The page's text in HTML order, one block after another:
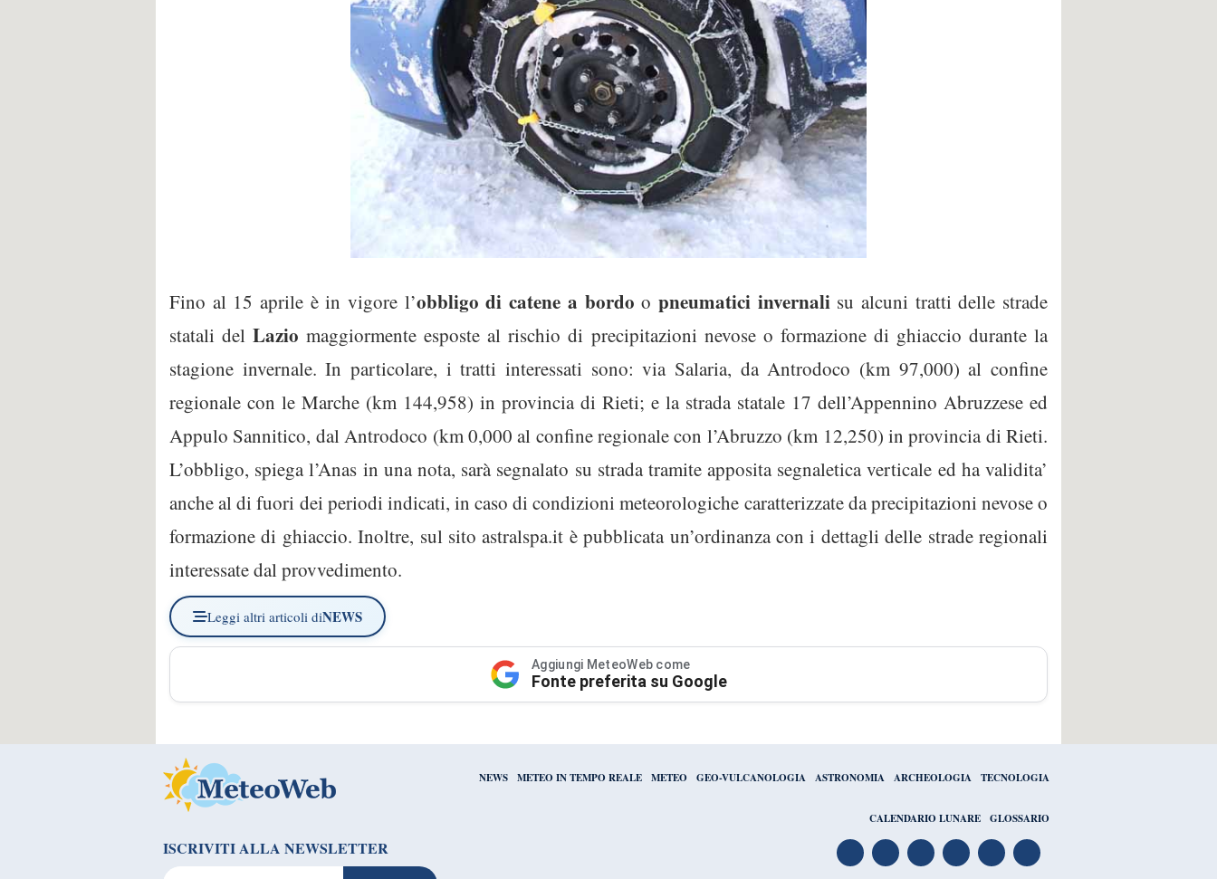
Fino al 15 aprile è in vigore l’obbligo di catene a bordo o pneumatici invernalisu alcuni tratti delle strade
statali delLazio maggiormente esposte al rischio di precipitazioni nevose o formazione di ghiaccio durante la
stagione invernale. In particolare, i tratti interessati sono: via Salaria, da Antrodoco (km 97,000) al confine
regionale con le Marche (km 144,958) in provincia di Rieti; e la strada statale 17 dell’Appennino Abruzzese ed
Appulo Sannitico, dal Antrodoco (km 0,000 al confine regionale con l’Abruzzo (km 12,250) in provincia di Rieti.
L’obbligo, spiega l’Anas in una nota, sarà segnalato su strada tramite apposita segnaletica verticale ed ha validita’
anche al di fuori dei periodi indicati, in caso di condizioni meteorologiche caratterizzate da precipitazioni nevose o
formazione di ghiaccio. Inoltre, sul sito astralspa.it è pubblicata un’ordinanza con i dettagli delle strade regionali
interessate dal provvedimento.
Leggi altri articoli diNEWS
Aggiungi MeteoWeb come
Fonte preferita su Google
NEWS METEO IN TEMPO REALE METEO GEO-VULCANOLOGIA ASTRONOMIA ARCHEOLOGIA TECNOLOGIA
CALENDARIO LUNARE GLOSSARIO
ISCRIVITI ALLA NEWSLETTER